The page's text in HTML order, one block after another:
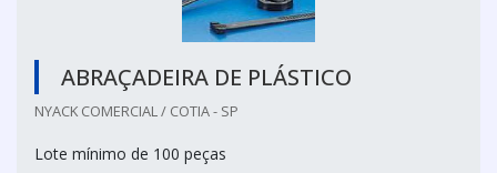
ABRAÇADEIRA DE PLÁSTICO
NYACK COMERCIAL / COTIA - SP
Lote mínimo de 100 peças